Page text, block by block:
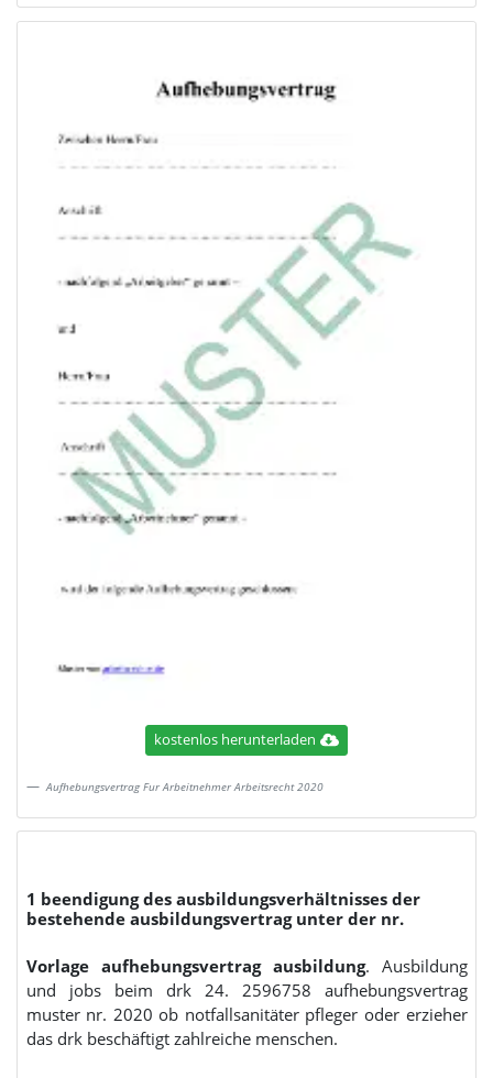
kostenlos herunterladen
Aufhebungsvertrag Fur Arbeitnehmer Arbeitsrecht 2020
1 beendigung des ausbildungsverhältnisses der
bestehende ausbildungsvertrag unter der nr.
Vorlage aufhebungsvertrag ausbildung. Ausbildung
und jobs beim drk 24. 2596758 aufhebungsvertrag
muster nr. 2020 ob notfallsanitäter pfleger oder erzieher
das drk beschäftigt zahlreiche menschen.